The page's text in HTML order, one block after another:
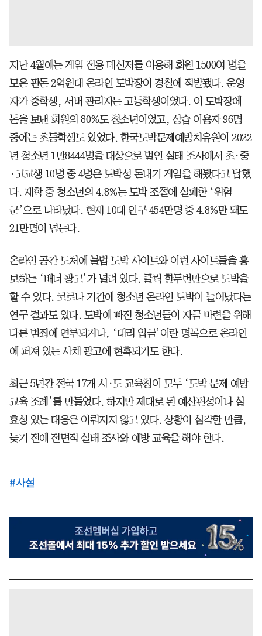
지난 4월에는 게임 전용 메신저를 이용해 회원 1500여 명을
모은 판돈 2억원대 온라인 도박장이 경찰에 적발됐다. 운영
자가 중학생, 서버 관리자는 고등학생이었다. 이 도박장에
돈을 보낸 회원의 80%도 청소년이었고, 상습 이용자 96명
중에는 초등학생도 있었다. 한국도박문제예방치유원이 2022
년 청소년 1만8444명을 대상으로 벌인 실태 조사에서 초·중
·고교생 10명 중 4명은 도박성 돈내기 게임을 해봤다고 답했
다. 재학 중 청소년의 4.8%는 도박 조절에 실패한 ‘위험
군’으로 나타났다. 현재 10대 인구 454만명 중 4.8%만 돼도
21만명이 넘는다.
온라인 공간 도처에 불법 도박 사이트와 이런 사이트들을 홍
보하는 ‘배너 광고’가 널려 있다. 클릭 한두번만으로 도박을
할 수 있다. 코로나 기간에 청소년 온라인 도박이 늘어났다는
연구 결과도 있다. 도박에 빠진 청소년들이 자금 마련을 위해
다른 범죄에 연루되거나, ‘대리 입금’이란 명목으로 온라인
에 퍼져 있는 사채 광고에 현혹되기도 한다.
최근 5년간 전국 17개 시·도 교육청이 모두 ‘도박 문제 예방
교육 조례’를 만들었다. 하지만 제대로 된 예산편성이나 실
효성 있는 대응은 이뤄지지 않고 있다. 상황이 심각한 만큼,
늦기 전에 전면적 실태 조사와 예방 교육을 해야 한다.
#사설